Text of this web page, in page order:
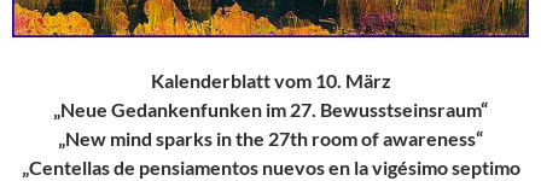
Kalenderblatt vom 10. März
„Neue Gedankenfunken im 27. Bewusstseinsraum“
„New mind sparks in the 27th room of awareness“
„Centellas de pensiamentos nuevos en la vigésimo septimo